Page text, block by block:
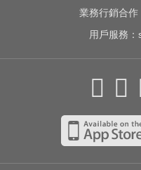
業務行銷合作
用戶服務：